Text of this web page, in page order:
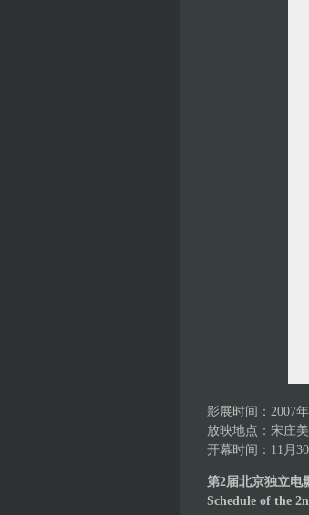
影展时间：2007
放映地点：宋庄
开幕时间：11月
第2届北京独立电
Schedule of the